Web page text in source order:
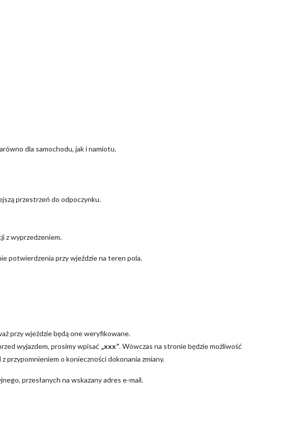
dla samochodu, jak i namiotu.
przestrzeń do odpoczynku.
z wyprzedzeniem.
potwierdzenia przy wjeździe na teren pola.
przy wjeździe będą one weryfikowane.
wyjazdem, prosimy wpisać „xxx”. Wówczas na stronie będzie możliwość
przypomnieniem o konieczności dokonania zmiany.
przesłanych na wskazany adres e-mail.